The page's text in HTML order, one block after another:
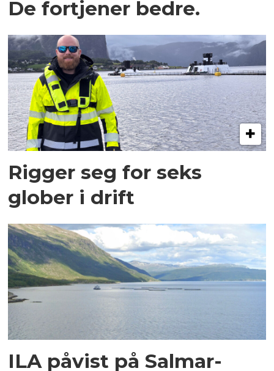
De fortjener bedre.
Rigger seg for seks
glober i drift
ILA påvist på Salmar-